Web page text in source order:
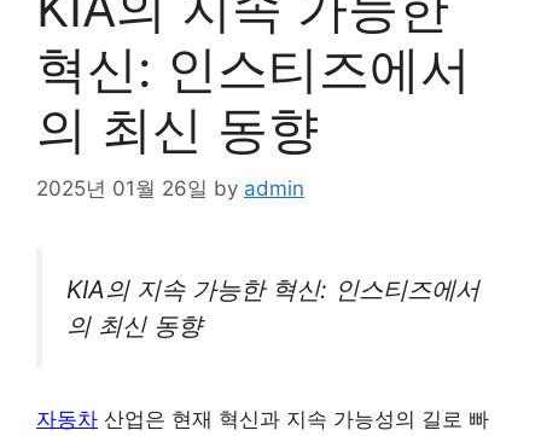
혁신: 인스티즈에서
의 최신 동향
2025년 01월 26일 by admin
KIA의 지속 가능한 혁신: 인스티즈에서
의 최신 동향
자동차 산업은 현재 혁신과 지속 가능성의 길로 빠